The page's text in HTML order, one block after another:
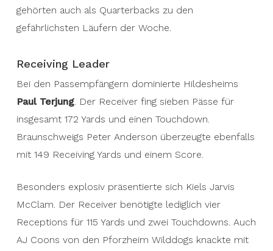
gehörten auch als Quarterbacks zu den
gefährlichsten Läufern der Woche.
Receiving Leader
Bei den Passempfängern dominierte Hildesheims
Paul Terjung. Der Receiver fing sieben Pässe für
insgesamt 172 Yards und einen Touchdown.
Braunschweigs Peter Anderson überzeugte ebenfalls
mit 149 Receiving Yards und einem Score.
Besonders explosiv präsentierte sich Kiels Jarvis
McClam. Der Receiver benötigte lediglich vier
Receptions für 115 Yards und zwei Touchdowns. Auch
AJ Coons von den Pforzheim Wilddogs knackte mit